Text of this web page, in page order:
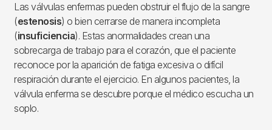
Las válvulas enfermas pueden obstruir el flujo de la sangre
(estenosis) o bien cerrarse de manera incompleta
(insuficiencia). Estas anormalidades crean una
sobrecarga de trabajo para el corazón, que el paciente
reconoce por la aparición de fatiga excesiva o difícil
respiración durante el ejercicio. En algunos pacientes, la
válvula enferma se descubre porque el médico escucha un
soplo.